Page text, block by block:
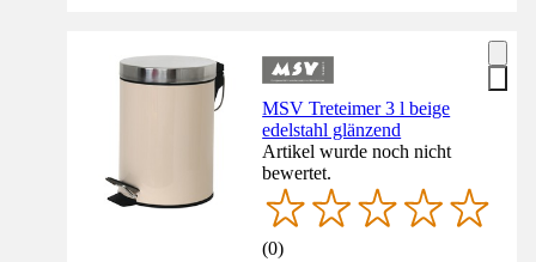
MSV Treteimer 3 l beige
edelstahl glänzend
Artikel wurde noch nicht
bewertet.
(0)